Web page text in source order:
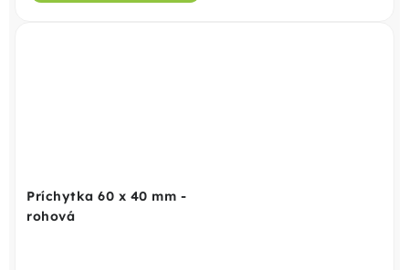
Príchytka 60 x 40 mm -
rohová